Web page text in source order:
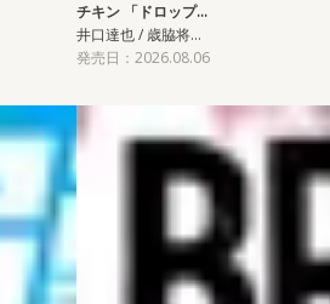
チキン 「ドロップ…
井口達也 / 歳脇将…
発売日：2026.08.06